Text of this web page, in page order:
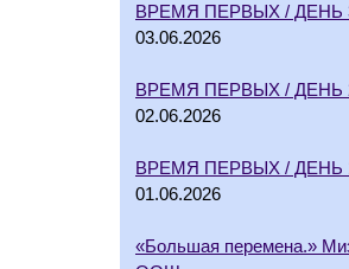
ВРЕМЯ ПЕРВЫХ / ДЕНЬ
03.06.2026
ВРЕМЯ ПЕРВЫХ / ДЕНЬ
02.06.2026
ВРЕМЯ ПЕРВЫХ / ДЕНЬ
01.06.2026
«Большая перемена.»